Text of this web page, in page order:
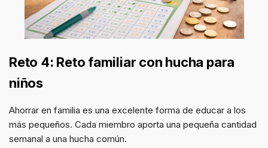
Reto 4: Reto familiar con hucha para
niños
Ahorrar en familia es una excelente forma de educar a los
más pequeños. Cada miembro aporta una pequeña cantidad
semanal a una hucha común.